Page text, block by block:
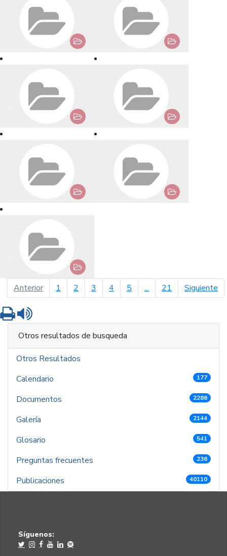
Anteriorpágina anterior
1 2 3 4 5 ... 21 Siguiente
Imprimir
Otros resultados de busqueda
Otros Resultados
Calendario
177
Documentos 2286
Galería 2144
Glosario 541
Preguntas frecuentes 236
Publicaciones 40110
Síguenos: